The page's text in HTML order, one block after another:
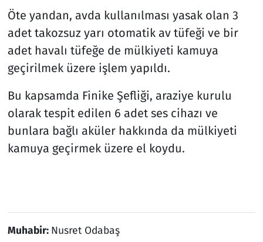
Öte yandan, avda kullanılması yasak olan 3
adet takozsuz yarı otomatik av tüfeği ve bir
adet havalı tüfeğe de mülkiyeti kamuya
geçirilmek üzere işlem yapıldı.
Bu kapsamda Finike Şefliği, araziye kurulu
olarak tespit edilen 6 adet ses cihazı ve
bunlara bağlı aküler hakkında da mülkiyeti
kamuya geçirmek üzere el koydu.
Muhabir: Nusret Odabaş